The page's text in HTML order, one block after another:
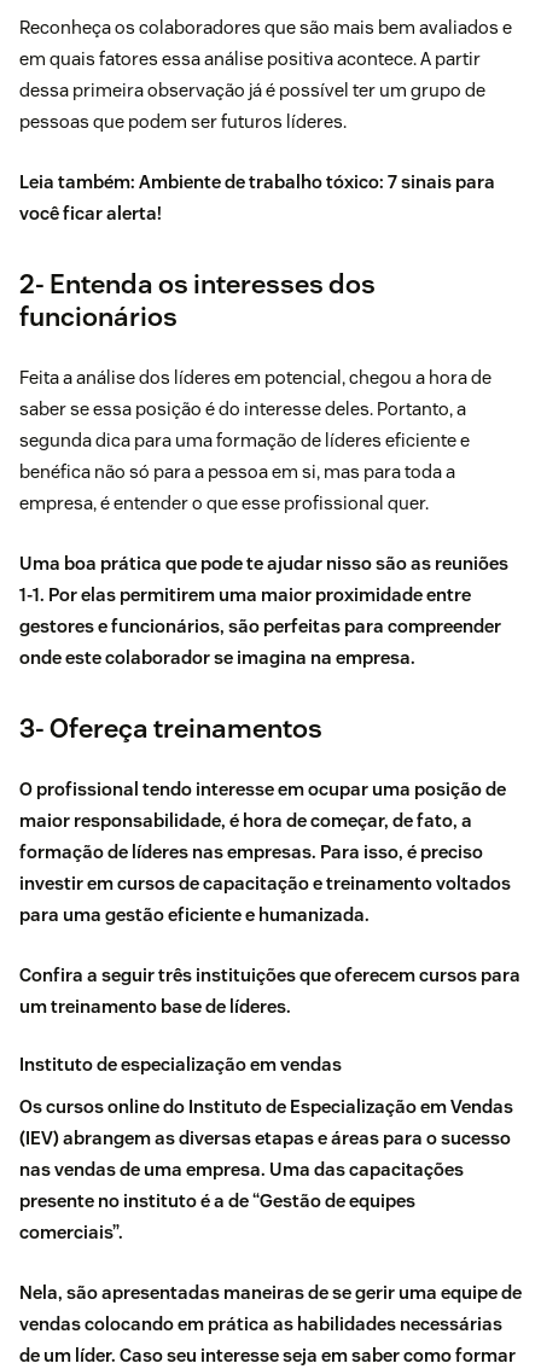
Reconheça os colaboradores que são mais bem avaliados e
em quais fatores essa análise positiva acontece. A partir
dessa primeira observação já é possível ter um grupo de
pessoas que podem ser futuros líderes.
Leia também: Ambiente de trabalho tóxico: 7 sinais para
você ficar alerta!
2- Entenda os interesses dos
funcionários
Feita a análise dos líderes em potencial, chegou a hora de
saber se essa posição é do interesse deles. Portanto, a
segunda dica para uma formação de líderes eficiente e
benéfica não só para a pessoa em si, mas para toda a
empresa, é entender o que esse profissional quer.
Uma boa prática que pode te ajudar nisso são as reuniões
1-1. Por elas permitirem uma maior proximidade entre
gestores e funcionários, são perfeitas para compreender
onde este colaborador se imagina na empresa.
3- Ofereça treinamentos
O profissional tendo interesse em ocupar uma posição de
maior responsabilidade, é hora de começar, de fato, a
formação de líderes nas empresas. Para isso, é preciso
investir em cursos de capacitação etreinamentovoltados
para uma gestão eficiente e humanizada.
Confira a seguir três instituições que oferecem cursos para
um treinamento base de líderes.
Instituto de especialização em vendas
Os cursos online do Instituto de Especialização em Vendas
(IEV) abrangem as diversas etapas e áreas para o sucesso
nas vendas de uma empresa. Uma das capacitações
presente no instituto é a de “Gestão de equipes
comerciais”.
Nela, são apresentadas maneiras de se gerir uma equipe de
vendas colocando em prática as habilidades necessárias
de um líder. Caso seu interesse seja em saber como formar